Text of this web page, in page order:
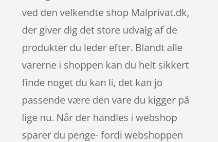
ved den velkendte shop Malprivat.dk,
der giver dig det store udvalg af de
produkter du leder efter. Blandt alle
varerne i shoppen kan du helt sikkert
finde noget du kan li, det kan jo
passende være den vare du kigger på
lige nu. Når der handles i webshop
sparer du penge- fordi webshoppen